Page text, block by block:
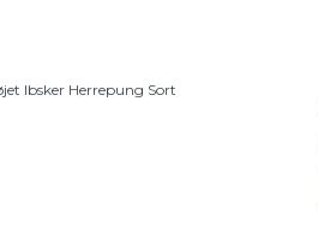
Ibsker Herrepung Sort